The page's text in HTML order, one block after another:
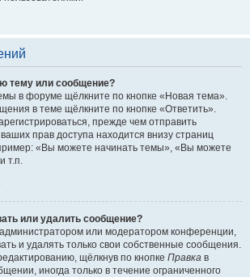
тему или сообщение?
в форуме щёлкните по кнопке «Новая тема».
в теме щёлкните по кнопке «Ответить».
прежде чем отправить
прав доступа находится внизу страниц
«Вы можете начинать темы», «Вы можете
т.п.
или удалить сообщение?
или модератором конференции,
и удалять только свои собственные сообщения.
щёлкнув по кнопке Правка в
иногда только в течение ограниченного